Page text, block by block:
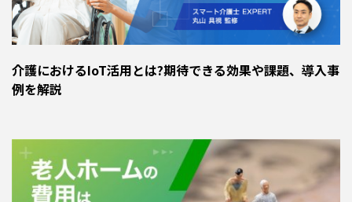
介護におけるIoT活用とは?期待できる効果や課題、導入事
例を解説